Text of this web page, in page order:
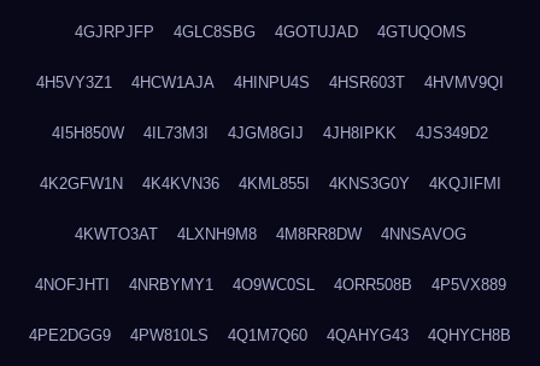
4GJRPJFP 4GLC8SBG 4GOTUJAD 4GTUQOMS
4H5VY3Z1 4HCW1AJA 4HINPU4S 4HSR603T 4HVMV9QI
4I5H850W 4IL73M3I 4JGM8GIJ 4JH8IPKK 4JS349D2
4K2GFW1N 4K4KVN36 4KML855I 4KNS3G0Y 4KQJIFMI
4KWTO3AT 4LXNH9M8 4M8RR8DW 4NNSAVOG
4NOFJHTI 4NRBYMY1 4O9WC0SL 4ORR508B 4P5VX889
4PE2DGG9 4PW810LS 4Q1M7Q60 4QAHYG43 4QHYCH8B